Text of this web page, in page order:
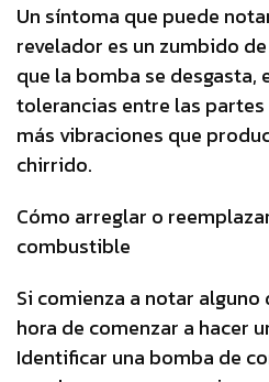
Un síntoma que puede
revelador es un zumbido
que la bomba se desgasta,
tolerancias entre las
más vibraciones que
chirrido.
Cómo arreglar o
combustible
Si comienza a notar
hora de comenzar a hacer
Identificar una bomba de